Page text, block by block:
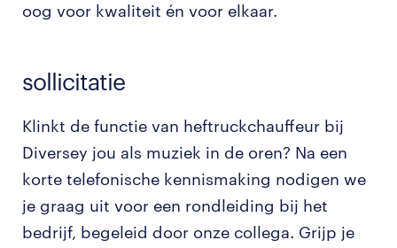
oog voor kwaliteit én voor elkaar.
sollicitatie
Klinkt de functie van heftruckchauffeur bij
Diversey jou als muziek in de oren? Na een
korte telefonische kennismaking nodigen we
je graag uit voor een rondleiding bij het
bedrijf, begeleid door onze collega. Grijp je